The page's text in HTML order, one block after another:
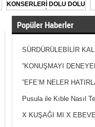
KONSERLERİ DOLU DOLU
GEÇİYOR
Popüler Haberler
SÜRDÜRÜLEBİLİR
NEYMİŞ?
”KONUŞMAYI
”EFE’M NELER
Pusula ile Kıble Nasıl
X KUŞAĞI MI X